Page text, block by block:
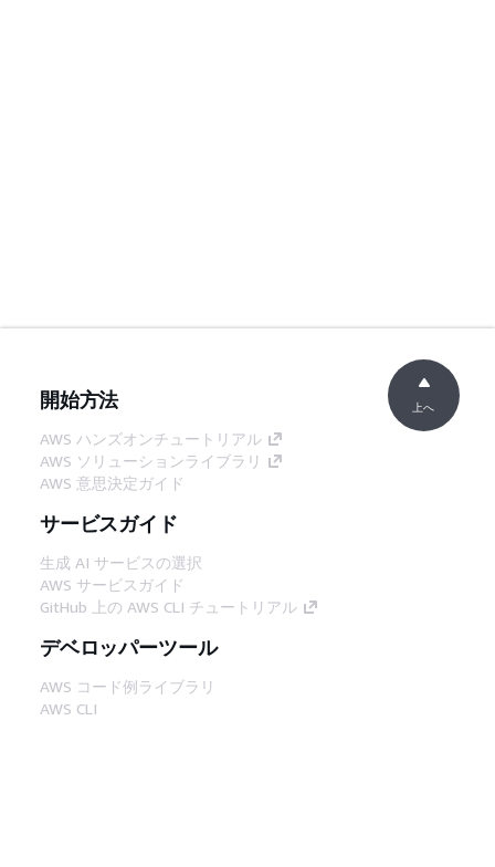
開始方法
AWS ハンズオンチュートリアル
AWS ソリューションライブラリ
AWS 意思決定ガイド
サービスガイド
生成 AI サービスの選択
AWS サービスガイド
GitHub 上の AWS CLI チュートリアル
デベロッパーツール
AWS コード例ライブラリ
AWS CLI
上へ